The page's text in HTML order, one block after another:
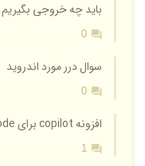
باید چه خروجی بگیریم
0
سوال درر مورد اندروید
0
افزونه copilot برای vscode
1